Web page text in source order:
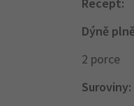
Dýně
2 porce
Suroviny: